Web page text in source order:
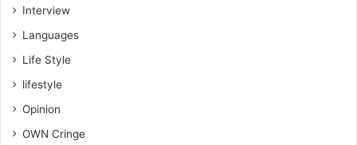
Interview
Languages
Life Style
lifestyle
Opinion
OWN Cringe